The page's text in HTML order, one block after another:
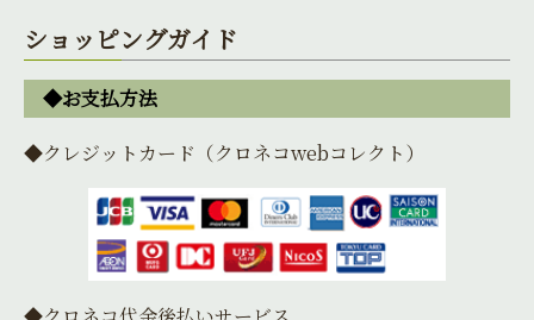
ショッピングガイド
◆お支払方法
◆クレジットカード（クロネコwebコレクト）